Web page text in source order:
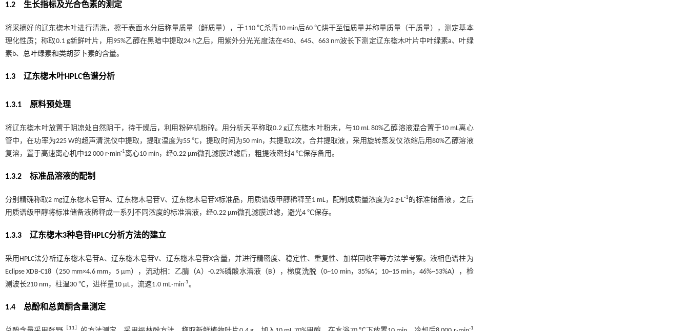
1.2 生长指标及光合色素的测定
将采摘好的辽东楤木叶进行清洗，擦干表面水分后称量质量（鲜质量），于110 ℃杀青10 min后60 ℃烘干至恒质量并称量质量（干质量），测定基本
理化性质；称取0.1 g新鲜叶片，用95%乙醇在黑暗中提取24 h之后，用紫外分光光度法在450、645、663 nm波长下测定辽东楤木叶片中叶绿素a、叶绿
素b、总叶绿素和类胡萝卜素的含量。
1.3 辽东楤木叶HPLC色谱分析
1.3.1 原料预处理
将辽东楤木叶放置于阴凉处自然阴干，待干燥后，利用粉碎机粉碎。用分析天平称取0.2 g辽东楤木叶粉末，与10 mL 80%乙醇溶液混合置于10 mL离心
管中，在功率为225 W的超声清洗仪中提取，提取温度为55 ℃，提取时间为50 min，共提取2次，合并提取液，采用旋转蒸发仪浓缩后用80%乙醇溶液
复溶，置于高速离心机中12 000 r·min-1离心10 min，经0.22 μm微孔滤膜过滤后，粗提液密封4 ℃保存备用。
1.3.2 标准品溶液的配制
分别精确称取2 mg辽东楤木皂苷A、辽东楤木皂苷V、辽东楤木皂苷X标准品，用质谱级甲醇稀释至1 mL，配制成质量浓度为2 g·L-1的标准储备液，之后
用质谱级甲醇将标准储备液稀释成一系列不同浓度的标准溶液，经0.22 μm微孔滤膜过滤，避光4 ℃保存。
1.3.3 辽东楤木3种皂苷HPLC分析方法的建立
采用HPLC法分析辽东楤木皂苷A、辽东楤木皂苷V、辽东楤木皂苷X含量，并进行精密度、稳定性、重复性、加样回收率等方法学考察。液相色谱柱为
Eclipse XDB-C18（250 mm×4.6 mm，5 μm），流动相：乙腈（A）-0.2%磷酸水溶液（B），梯度洗脱（0~10 min，35%A；10~15 min，46%~53%A），检
测波长210 nm，柱温30 ℃，进样量10 μL，流速1.0 mL·min-1。
1.4 总酚和总黄酮含量测定
［11］ -1